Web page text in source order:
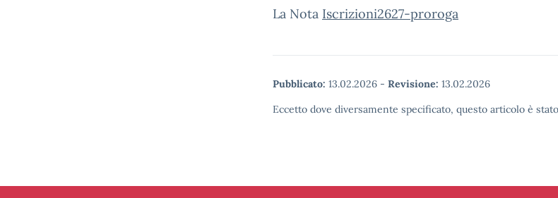
La Nota Iscrizioni2627-proroga
Pubblicato: 13.02.2026 - Revisione: 13.02.2026
Eccetto dove diversamente specificato, questo articolo è